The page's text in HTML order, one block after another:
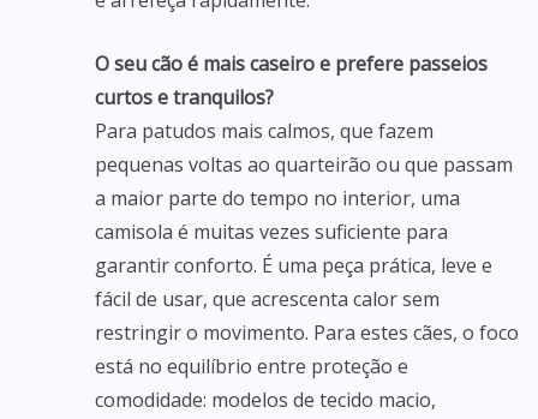
O seu cão é mais caseiro e prefere passeios
curtos e tranquilos?
Para patudos mais calmos, que fazem
pequenas voltas ao quarteirão ou que passam
a maior parte do tempo no interior, uma
camisola é muitas vezes suficiente para
garantir conforto. É uma peça prática, leve e
fácil de usar, que acrescenta calor sem
restringir o movimento. Para estes cães, o foco
está no equilíbrio entre proteção e
comodidade: modelos de tecido macio,